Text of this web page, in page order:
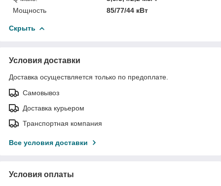
Мощность
85/77/44 кВт
Скрыть
Условия доставки
Доставка осуществляется только по предоплате.
Самовывоз
Доставка курьером
Транспортная компания
Все условия доставки
Условия оплаты